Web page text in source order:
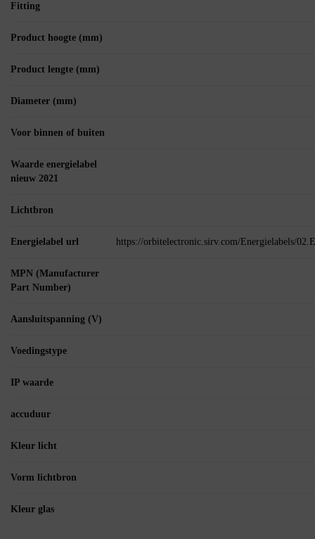
Fitting
Product hoogte (mm)
Product lengte (mm)
Diameter (mm)
Voor binnen of buiten
Waarde energielabel
nieuw 2021
Lichtbron
Energielabel url https://orbitelectronic.sirv.com/Energielabels/
MPN (Manufacturer
Part Number)
Aansluitspanning (V)
Voedingstype
IP waarde
accuduur
Kleur licht
Vorm lichtbron
Kleur glas